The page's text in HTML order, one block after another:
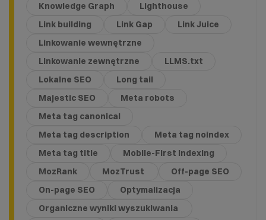
Knowledge Graph
Lighthouse
Link building
Link Gap
Link Juice
Linkowanie wewnętrzne
Linkowanie zewnętrzne
LLMS.txt
Lokalne SEO
Long tail
Majestic SEO
Meta robots
Meta tag canonical
Meta tag description
Meta tag noindex
Meta tag title
Mobile-First Indexing
MozRank
MozTrust
Off-page SEO
On-page SEO
Optymalizacja
Organiczne wyniki wyszukiwania